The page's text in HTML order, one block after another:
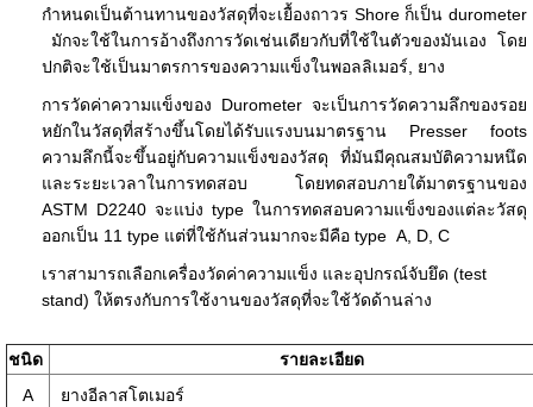
กำหนดเป็นต้านทานของวัสดุที่จะเยื้องถาวร Shore ก็เป็น durometer
มักจะใช้ในการอ้างถึงการวัดเช่นเดียวกับที่ใช้ในตัวของมันเองโดย
ปกติจะใช้เป็นมาตรการของความแข็งในพอลลิเมอร์, ยาง
การวัดค่าความแข็งของ Durometer จะเป็นการวัดความลึกของรอย
หยักในวัสดุที่สร้างขึ้นโดยได้รับแรงบนมาตรฐาน Presser foots
ความลึกนี้จะขึ้นอยู่กับความแข็งของวัสดุ ที่มันมีคุณสมบัติความหนึด
และระยะเวลาในการทดสอบ โดยทดสอบภายใต้มาตรฐานของ
ASTM D2240 จะแบ่ง type ในการทดสอบความแข็งของแต่ละวัสดุ
ออกเป็น 11 type แต่ที่ใช้กันส่วนมากจะมีคือ type A, D, C
เราสามารถเลือกเครื่องวัดค่าความแข็ง และอุปกรณ์จับยึด (test
stand) ให้ตรงกับการใช้งานของวัสดุที่จะใช้วัดด้านล่าง
ชนิด
รายละเอียด
A
ยางอีลาสโตเมอร์